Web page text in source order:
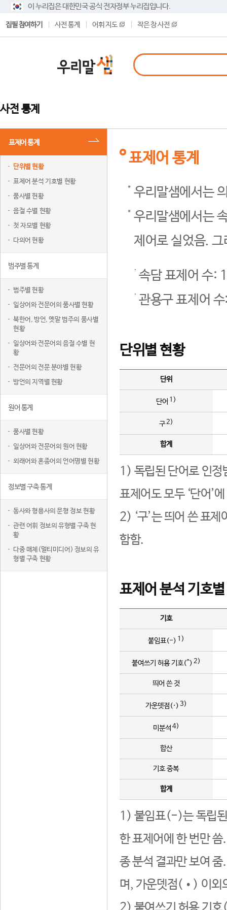
이 누리집은 대한민국 공식 전자정부 누리집입니다.
집필 참여하기 사전 통계 어휘 지도 작은 창 사전
사전 통계
표제어 통계
단위별 현황
표제어 분석 기호별 현황
품사별 현황
음절 수별 현황
첫 자모별 현황
다의어 현황
범주별 통계
범주별 현황
일상어와 전문어의 품사별 현황
북한어, 방언, 옛말 범주의 품사별
현황
일상어와 전문어의 음절 수별 현
황
전문어의 전문 분야별 현황
방언의 지역별 현황
원어 통계
품사별 현황
일상어와 전문어의 원어 현황
외래어와 혼종어의 언어명별 현황
정보별 구축 통계
동사와 형용사의 문형 정보 현황
관련 어휘 정보의 유형별 구축 현
황
다중 매체(멀티미디어) 정보의 유
형별 구축 현황
표제어 통계
우리말샘에서는
우리말샘에서는
제어로 실었음.
속담 표제어 수:
관용구 표제어
단위별 현황
단위
단어 1)
구2)
합계
1) 독립된 단어로 인정
표제어도 모두 ‘단어’
2) ‘구’는 띄어 쓴 표
함함.
표제어 분석 기호
기호
붙임표(-) 1)
붙여쓰기 허용 기호(^) 2)
띄어 쓴 것
가운뎃점(·) 3)
미분석 4)
합산
기호 중복
합계
1) 붙임표(-)는 독립된
한 표제어에 한 번만
종 분석 결과만 보여
며, 가운뎃점(•) 이외